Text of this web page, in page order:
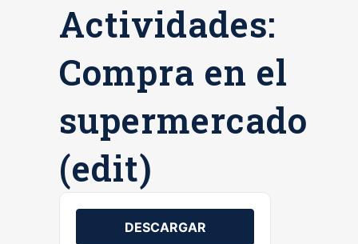
Actividades:
Compra en el
supermercado
(edit)
DESCARGAR